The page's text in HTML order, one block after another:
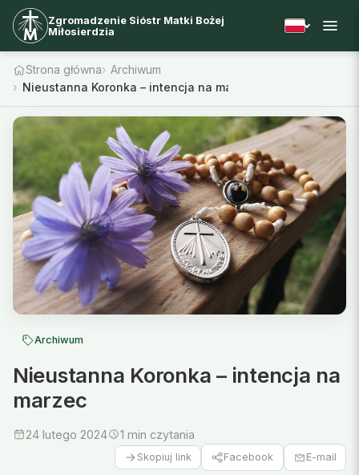
Zgromadzenie Sióstr Matki Bożej
Miłosierdzia
Strona główna
Archiwum
Nieustanna Koronka – intencja na marzec
Archiwum
Nieustanna Koronka – intencja na
marzec
24 lutego 2024 1 min czytania
Skopiuj link Facebook E-mail